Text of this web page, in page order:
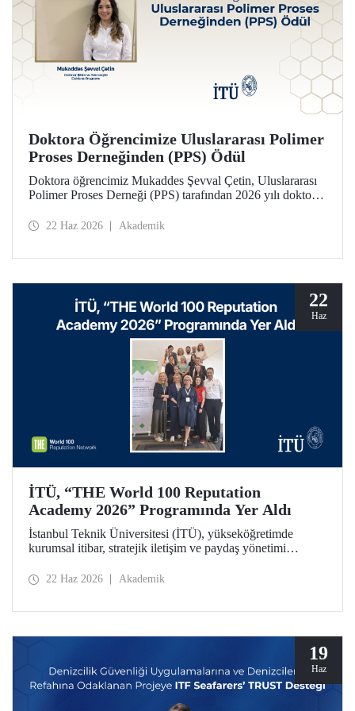
Doktora Öğrencimize Uluslararası Polimer
Proses Derneğinden (PPS) Ödül
Doktora öğrencimiz Mukaddes Şevval Çetin, Uluslararası
Polimer Proses Derneği (PPS) tarafından 2026 yılı doktora
ödülü İtalya’da düzenlenecek PPS-41 konferansında
22 Haz 2026 Akademik
22
Haz
İTÜ, “THE World 100 Reputation
Academy 2026” Programında Yer Aldı
İstanbul Teknik Üniversitesi (İTÜ), yükseköğretimde
kurumsal itibar, stratejik iletişim ve paydaş yönetimi
World 100 Reputation Network tarafından düzenlenen
22 Haz 2026 Akademik
19
Haz